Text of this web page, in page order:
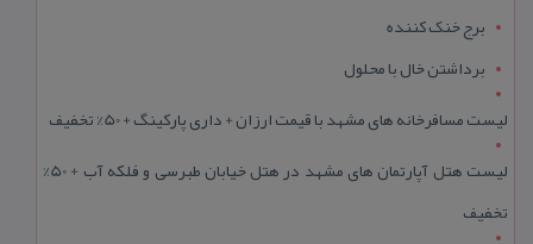
برج خنک کننده
برداشتن خال با محلول
لیست مسافرخانه های مشهد با قیمت ارزان + داری پارکینگ + 50% تخفیف
لیست هتل آپارتمان های مشهد در هتل خیابان طبرسی و فلکه آب + 50%
تخفیف